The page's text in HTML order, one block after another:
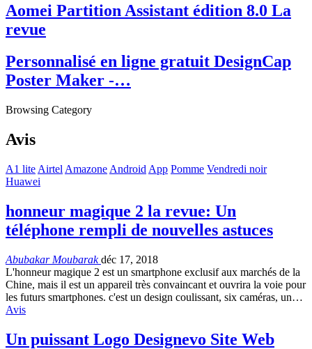
Aomei Partition Assistant édition 8.0 La
revue
Personnalisé en ligne gratuit DesignCap
Poster Maker -…
Browsing Category
Avis
A1 lite Airtel Amazone Android App Pomme Vendredi noir
Huawei
honneur magique 2 la revue: Un
téléphone rempli de nouvelles astuces
Abubakar Moubarakdéc 17, 2018
L'honneur magique 2 est un smartphone exclusif aux marchés de la
Chine, mais il est un appareil très convaincant et ouvrira la voie pour
les futurs smartphones. c'est un design coulissant, six caméras, un…
Avis
Un puissant Logo Designevo Site Web